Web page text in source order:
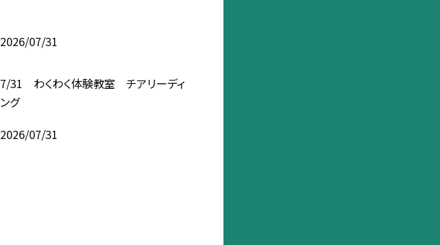
2026/07/31
7/31 わくわく体験教室 チアリーディ
ング
2026/07/31